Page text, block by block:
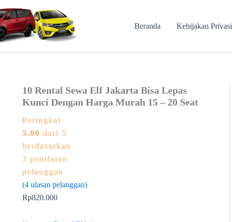
Beranda Kebijakan Privasi
10 Rental Sewa Elf Jakarta Bisa Lepas
Kunci Dengan Harga Murah 15 – 20 Seat
Peringkat
5.00 dari 5
berdasarkan
3 penilaian
pelanggan
(4ulasan pelanggan)
Rp820.000